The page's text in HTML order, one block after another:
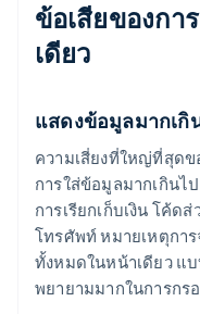
ข้อเสียของกา
เดียว
แสดงข้อมูลมากเกิ
ความเสี่ยงที่ใหญ่ที่สุด
การใส่ข้อมูลมากเกิน
การเรียกเก็บเงิน โค้ด
โทรศัพท์ หมายเหตุกา
ทั้งหมดในหน้าเดียว แ
พยายามมากในการกร